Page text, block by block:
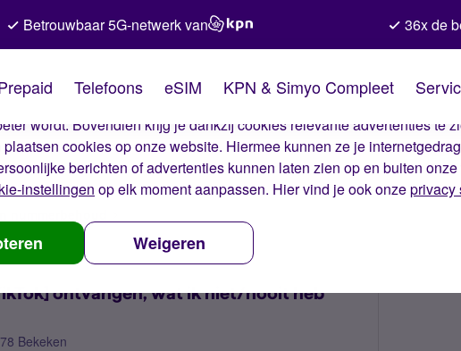
van Simyo
cookies op onze website. Met deze cookies zorgen wij ervoor dat je
wordt. Bovendien krijg je dankzij cookies relevante advertenties te
cookies op onze website. Hiermee kunnen ze je
berichten of advertenties kunnen laten zien op en buiten
instellingen op elk moment aanpassen. Hier vind je ook onzeprivacy
Weigeren
Betrouwbaar 5G-netwerk van 36x de
Telefoons eSIM KPN & Simyo Compleet
Start
nummerbehoud via SMS verificatie code voor [TikTok] ontvangen, wat ik
ontvangen, wat ik niet/nooit heb
Bekeken